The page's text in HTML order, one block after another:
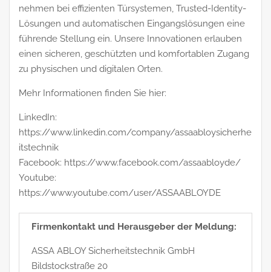
nehmen bei effizienten Türsystemen, Trusted-Identity-
Lösungen und automatischen Eingangslösungen eine
führende Stellung ein. Unsere Innovationen erlauben
einen sicheren, geschützten und komfortablen Zugang
zu physischen und digitalen Orten.
Mehr Informationen finden Sie hier:
LinkedIn:
https://www.linkedin.com/company/assaabloysicherhe
itstechnik
Facebook: https://www.facebook.com/assaabloyde/
Youtube:
https://www.youtube.com/user/ASSAABLOYDE
Firmenkontakt und Herausgeber der Meldung:
ASSA ABLOY Sicherheitstechnik GmbH
Bildstockstraße 20